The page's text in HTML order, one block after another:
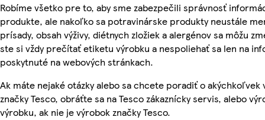
Robíme všetko pre to, aby sme zabezpečili správnosť
produkte, ale nakoľko sa potravinárske produkty neustále
prísady, obsah výživy, diétnych zložiek a alergénov sa môžu
ste si vždy prečítať etiketu výrobku a nespoliehať sa len na
poskytnuté na webových stránkach.
Ak máte nejaké otázky alebo sa chcete poradiť o akýchkoľvek
značky Tesco, obráťte sa na Tesco zákaznícky servis, alebo
výrobku, ak nie je výrobok značky Tesco.